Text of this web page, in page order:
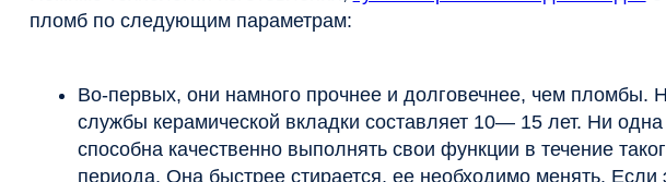
нагрузки. Зуб остается живой,его не нужно депульпировать. Это
Плюсы и минусы различных видов вкладок?
Многих пациентов интересует, из чего делаютзубные вкладки. По материалу